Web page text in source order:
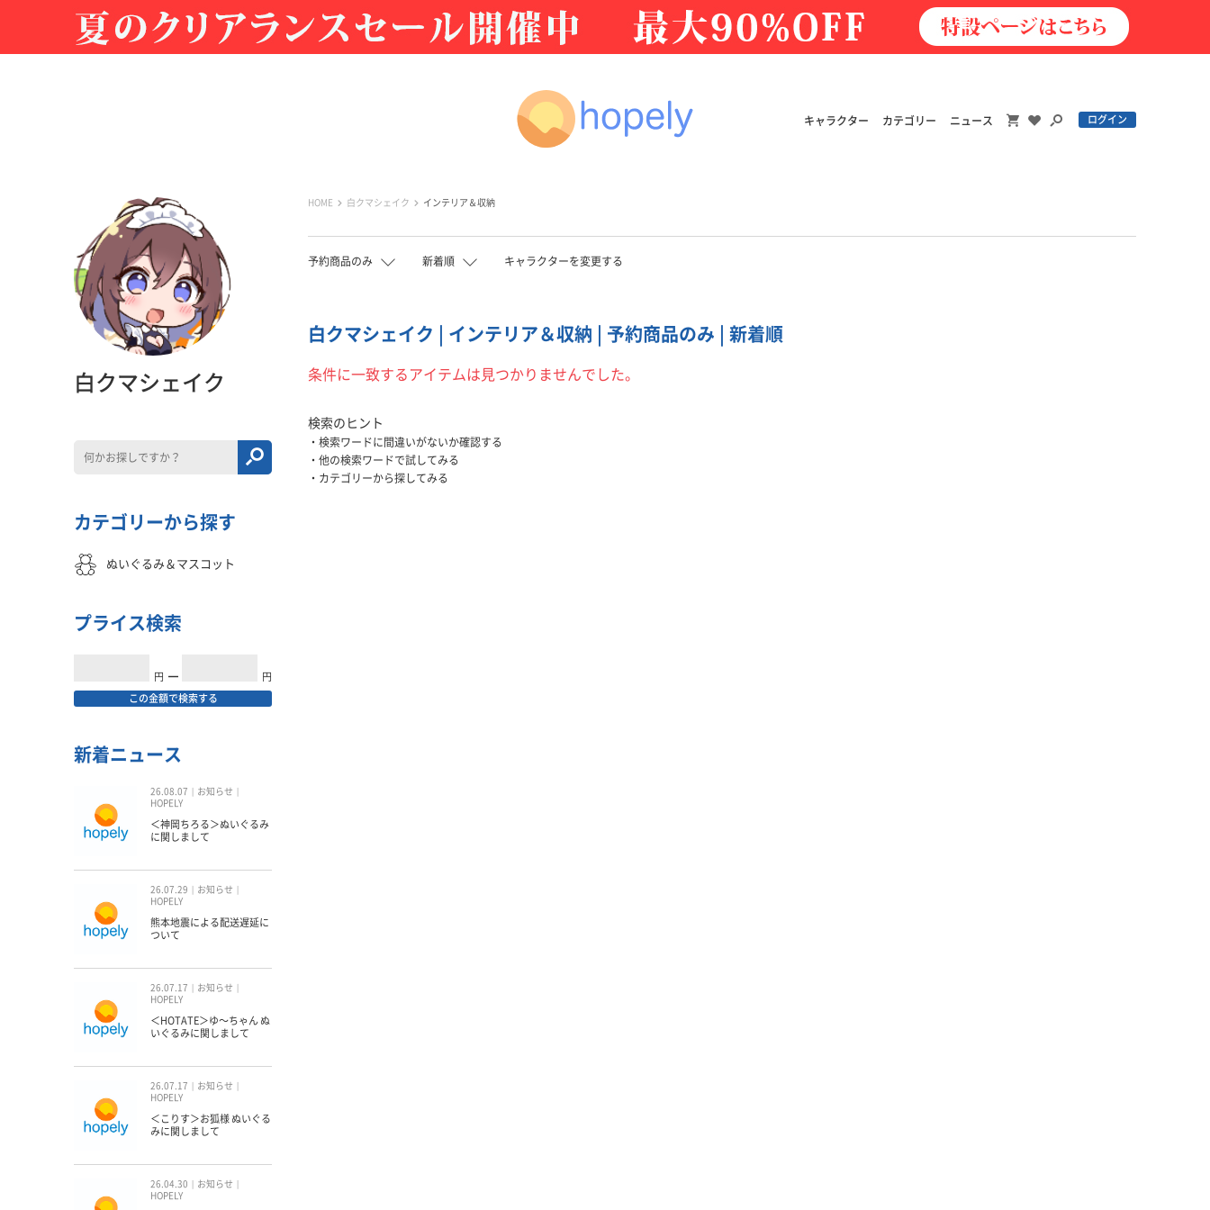
キャラクター カテゴリー ニュース ログイン
HOME 白クマシェイク インテリア＆収納
予約商品のみ 新着順 キャラクターを変更する
白クマシェイク | インテリア＆収納 | 予約商品のみ | 新着順
条件に一致するアイテムは見つかりませんでした。
検索のヒント
検索ワードに間違いがないか確認する
他の検索ワードで試してみる
カテゴリーから探してみる
白クマシェイク
カテゴリーから探す
ぬいぐるみ＆マスコット
プライス検索
円 ━ 円
この金額で検索する
新着ニュース
26.08.07
お知らせ
HOPELY
＜神岡ちろる＞ぬいぐるみ
に関しまして
26.07.29
お知らせ
HOPELY
熊本地震による配送遅延に
ついて
26.07.17
お知らせ
HOPELY
＜HOTATE＞ゆ〜ちゃん ぬ
いぐるみに関しまして
26.07.17
お知らせ
HOPELY
＜こりす＞お狐様 ぬいぐる
みに関しまして
26.04.30
お知らせ
HOPELY